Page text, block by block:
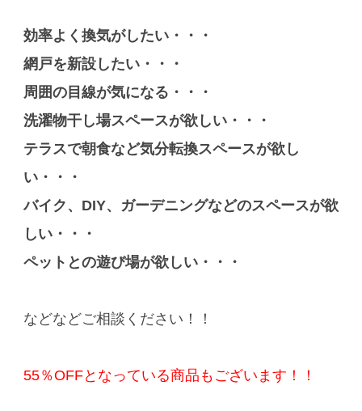
効率よく換気がしたい・・・
網戸を新設したい・・・
周囲の目線が気になる・・・
洗濯物干し場スペースが欲しい・・・
テラスで朝食など気分転換スペースが欲し
い・・・
バイク、DIY、ガーデニングなどのスペースが欲
しい・・・
ペットとの遊び場が欲しい・・・
などなどご相談ください！！
55％OFFとなっている商品もございます！！